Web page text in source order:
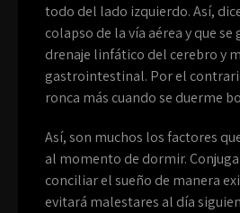
todo del lado izquierdo. Así,
colapso de la vía aérea y que
drenaje linfático del cerebro y
gastrointestinal. Por el
ronca más cuando se duerme
Así, son muchos los factores
al momento de dormir.
conciliar el sueño de manera
evitará malestares al día